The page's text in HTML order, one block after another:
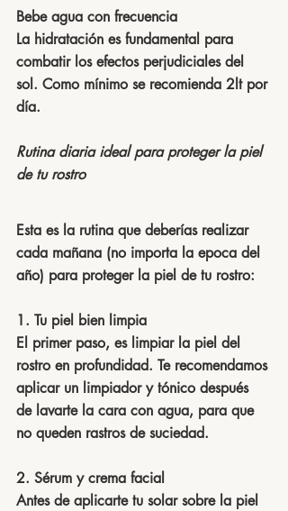
Bebe agua con frecuencia
La hidratación es fundamental para
combatir los efectos perjudiciales del
sol. Como mínimo se recomienda 2lt por
día.
Rutina diaria ideal para proteger la piel
de tu rostro
Esta es la rutina que deberías realizar
cada mañana (no importa la epoca del
año) para proteger la piel de tu rostro:
1. Tu piel bien limpia
El primer paso, es limpiar la piel del
rostro en profundidad. Te recomendamos
aplicar un limpiador y tónico después
de lavarte la cara con agua, para que
no queden rastros de suciedad.
2. Sérum y crema facial
Antes de aplicarte tu solar sobre la piel